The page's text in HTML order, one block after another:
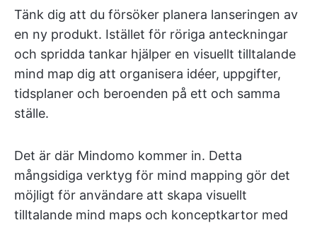
Tänk dig att du försöker planera lanseringen av
en ny produkt. Istället för röriga anteckningar
och spridda tankar hjälper en visuellt tilltalande
mind map dig att organisera idéer, uppgifter,
tidsplaner och beroenden på ett och samma
ställe.
Det är där Mindomo kommer in. Detta
mångsidiga verktyg för mind mapping gör det
möjligt för användare att skapa visuellt
tilltalande mind maps och konceptkartor med